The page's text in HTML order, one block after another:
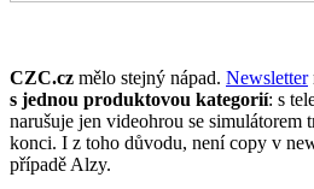
CZC.cz mělo stejný nápad. Newsletter
s jednou produktovou kategorií: s
narušuje jen videohrou se simulátorem
konci. I z toho důvodu, není copy v
případě Alzy.